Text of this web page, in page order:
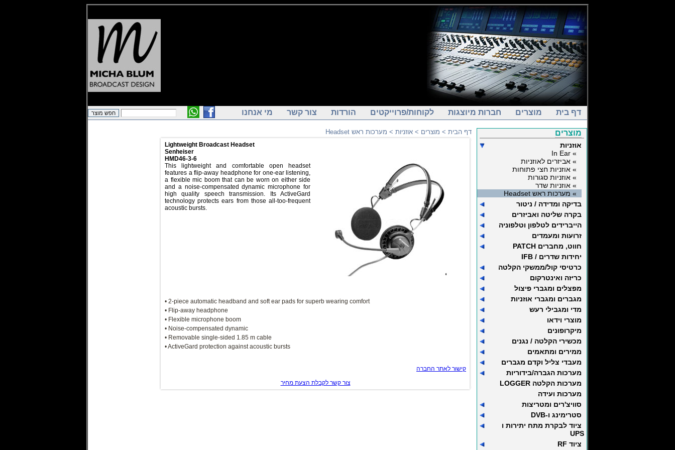
דף בית מוצרים חברות מיוצגות לקוחות/פרוייקטים הורדות צור קשר מי אנחנו
מוצרים
אוזניות
» In Ear
» אביזרים לאוזניות
» אוזניות חצי פתוחות
» אוזניות סגורות
» אוזניות שדר
» מערכות ראש Headset
בדיקה ומדידה / ניטור
בקרה שליטה ואביזרים
הייברידים לטלפון וטלפוניה
זרועות ומעמדים
חווט, מחברים PATCH
יחידות שדרים / IFB
כרטיסי קול/ממשקי הקלטה
כריזה ואינטרקום
מפצלים ומגברי פיצול
מגברים ומגברי אוזניות
מדי ומגבילי רעש
מוצרי וידאו
מיקרופונים
מכשירי הקלטה / נגנים
ממירים ומתאמים
מעבדי צליל וקדם מגברים
מערכות הגברה/בידוריות
מערכות הקלטה LOGGER
מערכות ועידה
סוויצ'רים ומטריצות
סטרימינג ו-DVB
ציוד לבקרת מתח יתירות ו
UPS
ציוד RF
דף הבית > מוצרים > אוזניות > מערכות ראש Headset
Lightweight Broadcast Headset
Senheiser
HMD46-3-6
This lightweight and comfortable open headset
features a flip-away headphone for one-ear listening,
a flexible mic boom that can be worn on either side
and a noise-compensated dynamic microphone for
high quality speech transmission. Its ActiveGard
technology protects ears from those all-too-frequent
acoustic bursts.
• 2-piece automatic headband and soft ear pads for superb wearing comfort
• Flip-away headphone
• Flexible microphone boom
• Noise-compensated dynamic
• Removable single-sided 1.85 m cable
• ActiveGard protection against acoustic bursts
קישור לאתר החברה
צור קשר לקבלת הצעת מחיר